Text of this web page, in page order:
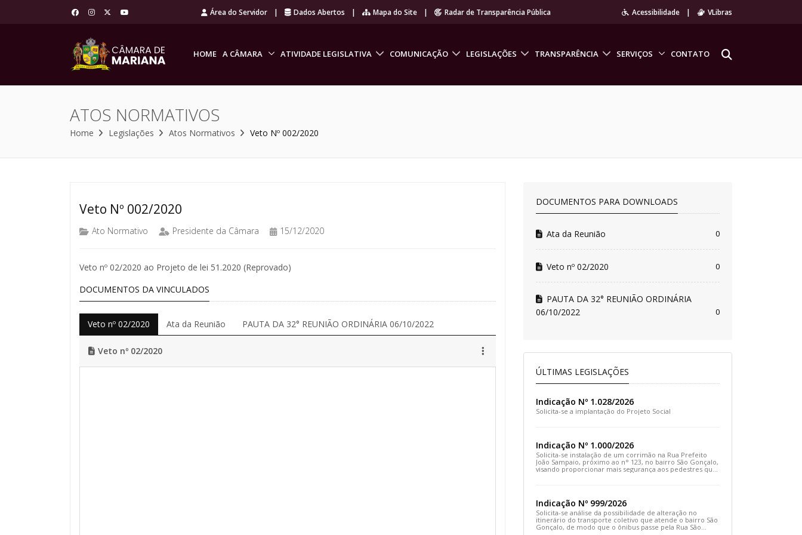
Área do Servidor | Dados Abertos | Mapa do Site | Radar de Transparência Pública Acessibilidade | VLibras
HOME A CÂMARA ATIVIDADE LEGISLATIVA COMUNICAÇÃO LEGISLAÇÕES TRANSPARÊNCIA SERVIÇOS CONTATO
ATOS NORMATIVOS
Home Legislações Atos Normativos Veto Nº 002/2020
Veto Nº 002/2020
Ato Normativo Presidente da Câmara 15/12/2020
Veto nº 02/2020 ao Projeto de lei 51.2020 (Reprovado)
DOCUMENTOS DA VINCULADOS
Veto nº 02/2020 Ata da Reunião PAUTA DA 32° REUNIÃO ORDINÁRIA 06/10/2022
Veto nº 02/2020
DOCUMENTOS PARA DOWNLOADS
Ata da Reunião 0
Veto nº 02/2020 0
PAUTA DA 32° REUNIÃO ORDINÁRIA
06/10/2022
0
ÚLTIMAS LEGISLAÇÕES
Indicação Nº 1.028/2026
Solicita-se a implantação do Projeto Social
Indicação Nº 1.000/2026
Solicita-se instalação de um corrimão na Rua Prefeito
João Sampaio, próximo ao n° 123, no bairro São Gonçalo,
visando proporcionar mais segurança aos pedestres que
Indicação Nº 999/2026
Solicita-se análise da possibilidade de alteração no
itinerário do transporte coletivo que atende o bairro São
Gonçalo, de modo que o ônibus passe pela Rua São